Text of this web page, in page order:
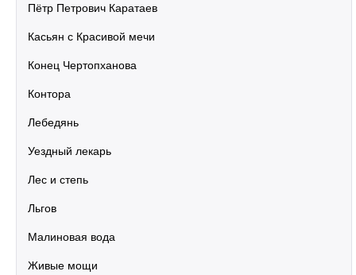
Пётр Петрович Каратаев
Касьян с Красивой мечи
Конец Чертопханова
Контора
Лебедянь
Уездный лекарь
Лес и степь
Льгов
Малиновая вода
Живые мощи